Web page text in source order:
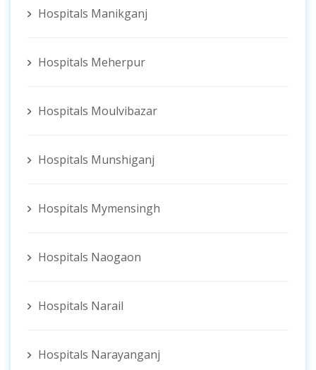
Hospitals Manikganj
Hospitals Meherpur
Hospitals Moulvibazar
Hospitals Munshiganj
Hospitals Mymensingh
Hospitals Naogaon
Hospitals Narail
Hospitals Narayanganj